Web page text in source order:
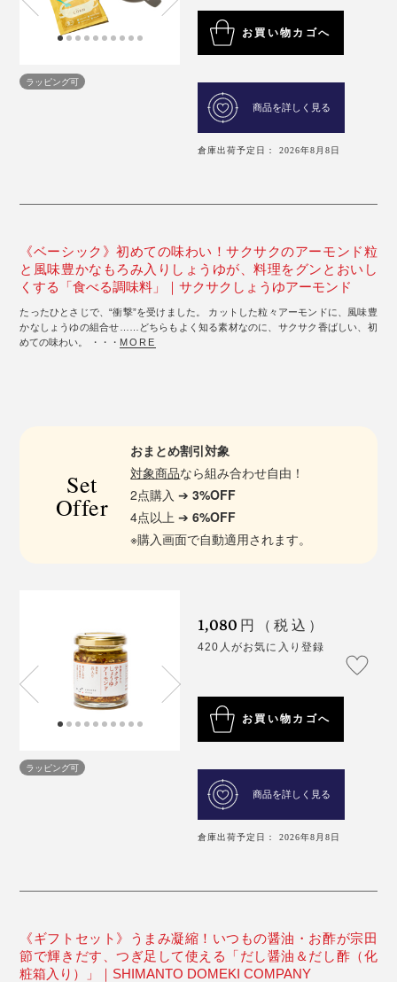
ラッピング可
お買い物カゴへ
商品を詳しく見る
倉庫出荷予定日： 2026年8月8日
《ベーシック》初めての味わい！サクサクのアーモンド粒
と風味豊かなもろみ入りしょうゆが、料理をグンとおいし
くする「食べる調味料」｜サクサクしょうゆアーモンド
たったひとさじで、“衝撃”を受けました。 カットした粒々アーモンドに、風味豊
かなしょうゆの組合せ……どちらもよく知る素材なのに、サクサク香ばしい、初
めての味わい。 ・・・ MORE
Set
Offer
おまとめ割引対象
対象商品なら組み合わせ自由！
2点購入 ➔3%OFF
4点以上 ➔6%OFF
※購入画面で自動適用されます。
ラッピング可
1,080 円（税込）
420人がお気に入り登録
お買い物カゴへ
商品を詳しく見る
倉庫出荷予定日： 2026年8月8日
《ギフトセット》うまみ凝縮！いつもの醤油・お酢が宗田
節で輝きだす、つぎ足して使える「だし醤油＆だし酢（化
粧箱入り）」｜SHIMANTO DOMEKI COMPANY